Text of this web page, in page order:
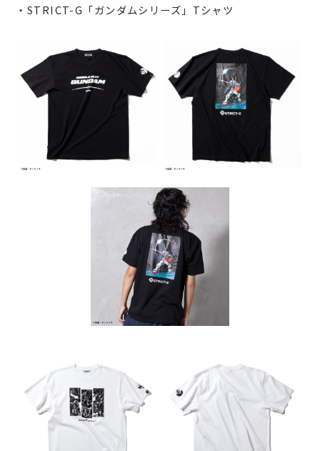
・STRICT-G「ガンダムシリーズ」Tシャツ